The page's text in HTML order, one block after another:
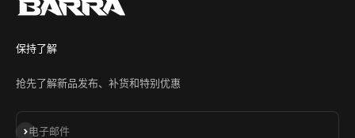
保持了解
抢先了解新品发布、补货和特别优惠
电子邮件
订阅